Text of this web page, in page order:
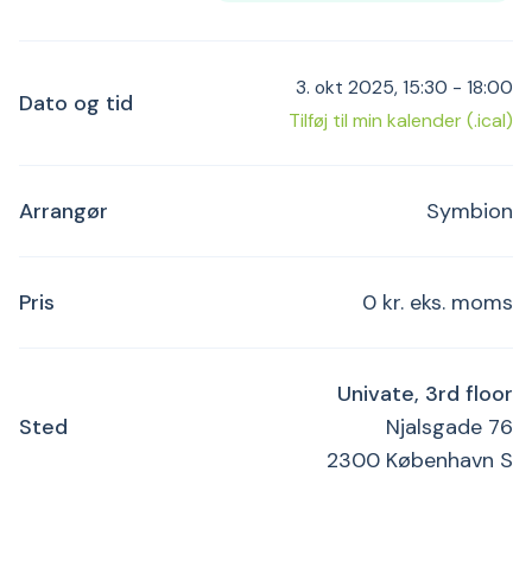
Dato og tid
3. okt 2025, 15:30 - 18:00
Tilføj til min kalender (.ical)
Arrangør Symbion
Pris 0 kr. eks. moms
Sted
Univate, 3rd floor
Njalsgade 76
2300 København S